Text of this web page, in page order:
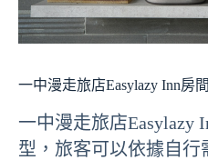
一中漫走旅店Easylazy Inn房
一中漫走旅店Easylazy
型，旅客可以依據自行